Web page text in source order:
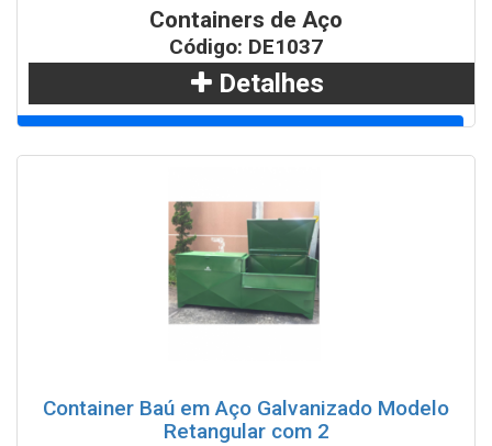
Containers de Aço
Código: DE1037
Detalhes
WhatsApp
Container Baú em Aço Galvanizado Modelo
Retangular com 2